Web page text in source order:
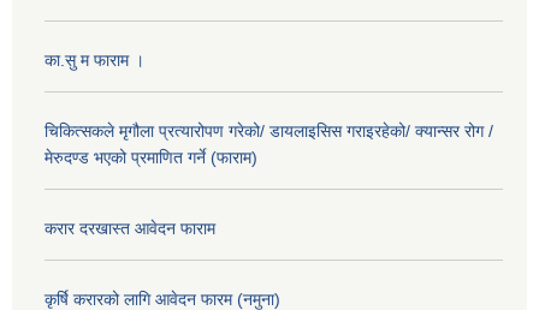
का.सु म फाराम ।
चिकित्सकले मृगौला प्रत्यारोपण गरेको/ डायलाइसिस गराइरहेको/ क्यान्सर रोग /
मेरुदण्ड भएको प्रमाणित गर्ने (फाराम)
करार दरखास्त आवेदन फाराम
कृर्षि करारको लागि आवेदन फारम (नमुना)